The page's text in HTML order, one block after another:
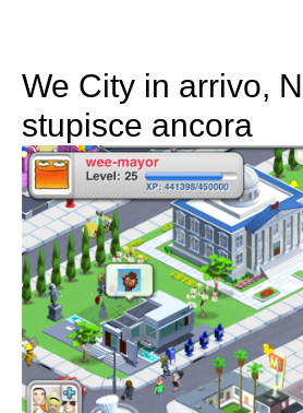
We City in arrivo,
stupisce ancora